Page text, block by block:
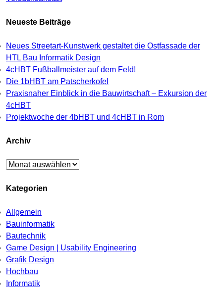
Neueste Beiträge
Neues Streetart-Kunstwerk gestaltet die Ostfassade der
HTL Bau Informatik Design
4cHBT Fußballmeister auf dem Feld!
Die 1bHBT am Patscherkofel
Praxisnaher Einblick in die Bauwirtschaft – Exkursion der
4cHBT
Projektwoche der 4bHBT und 4cHBT in Rom
Archiv
Archiv
Kategorien
Allgemein
Bauinformatik
Bautechnik
Game Design | Usability Engineering
Grafik Design
Hochbau
Informatik